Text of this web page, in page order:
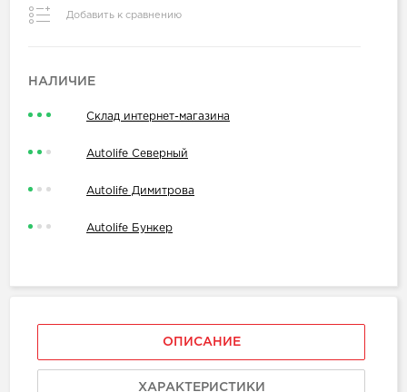
Добавить к сравнению
НАЛИЧИЕ
Склад интернет-магазина
Autolife Северный
Autolife Димитрова
Autolife Бункер
ОПИСАНИЕ
ХАРАКТЕРИСТИКИ